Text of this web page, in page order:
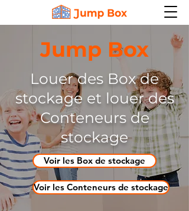
Jump Box
Louer des Box de
stockage et louer des
Conteneurs de
stockage
Voir les Box de stockage
Voir les Conteneurs de stockage